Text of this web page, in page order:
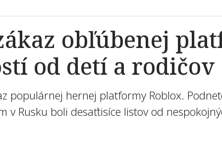
obľúbenej
od detí a rodičov
populárnej hernej platformy Roblox.
v Rusku boli desaťtisíce listov od